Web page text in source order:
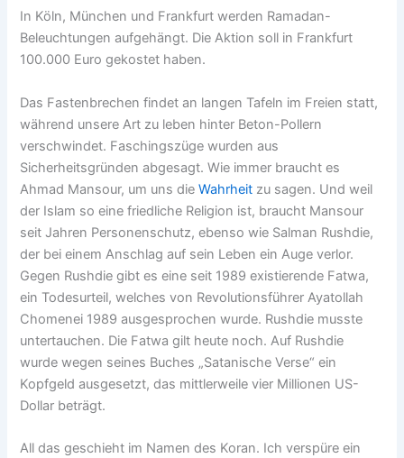
In Köln, München und Frankfurt werden Ramadan-
Beleuchtungen aufgehängt. Die Aktion soll in Frankfurt
100.000 Euro gekostet haben.
Das Fastenbrechen findet an langen Tafeln im Freien statt,
während unsere Art zu leben hinter Beton-Pollern
verschwindet. Faschingszüge wurden aus
Sicherheitsgründen abgesagt. Wie immer braucht es
Ahmad Mansour, um uns dieWahrheit zu sagen. Und weil
der Islam so eine friedliche Religion ist, braucht Mansour
seit Jahren Personenschutz, ebenso wie Salman Rushdie,
der bei einem Anschlag auf sein Leben ein Auge verlor.
Gegen Rushdie gibt es eine seit 1989 existierende Fatwa,
ein Todesurteil, welches von Revolutionsführer Ayatollah
Chomenei 1989 ausgesprochen wurde. Rushdie musste
untertauchen. Die Fatwa gilt heute noch. Auf Rushdie
wurde wegen seines Buches „Satanische Verse“ ein
Kopfgeld ausgesetzt, das mittlerweile vier Millionen US-
Dollar beträgt.
All das geschieht im Namen des Koran. Ich verspüre ein